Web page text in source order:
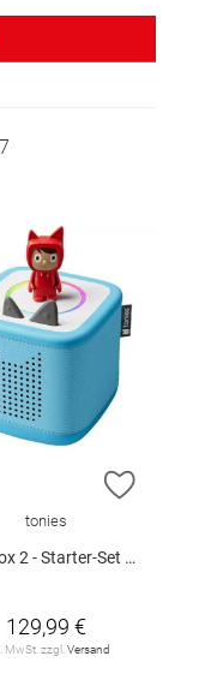
HINZUFÜGEN
ZUR
tonies
Set mit Kreativ-Tonie (Himmelblau)
129,99 €
MwSt. zzgl. Versand